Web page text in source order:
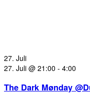
27. Juli
27. Juli @ 21:00 - 4:00
The Dark Mønday